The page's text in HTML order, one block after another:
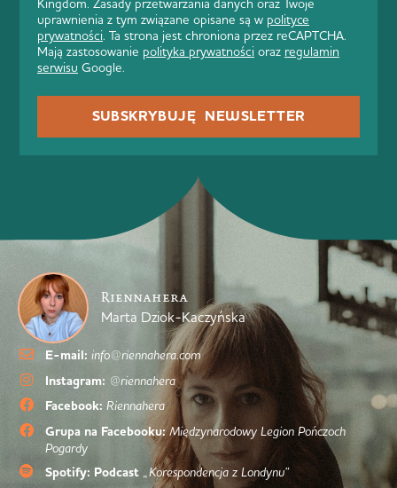
Kingdom. Zasady przetwarzania danych oraz Twoje
uprawnienia z tym związane opisane są w polityce
prywatności. Ta strona jest chroniona przez reCAPTCHA.
Mają zastosowanie polityka prywatności oraz regulamin
serwisu Google.
SUBSKRYBUJĘ NEWSLETTER
Riennahera
Marta Dziok-Kaczyńska
E-mail: info@riennahera.com
Instagram: @riennahera
Facebook: Riennahera
Grupa na Facebooku: Międzynarodowy Legion Pończoch
Pogardy
Spotify: Podcast „Korespondencja z Londynu”